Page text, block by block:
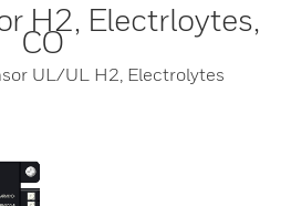
H2, Electrloytes,
CO
UL/UL H2, Electrolytes